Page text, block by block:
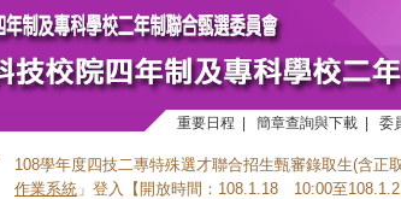
重要日程 簡章查詢與下載 委
108學年度四技二專特殊選才聯合招生甄審錄取生(含正
作業系統 」登入【開放時間：108.1.18 10:00至